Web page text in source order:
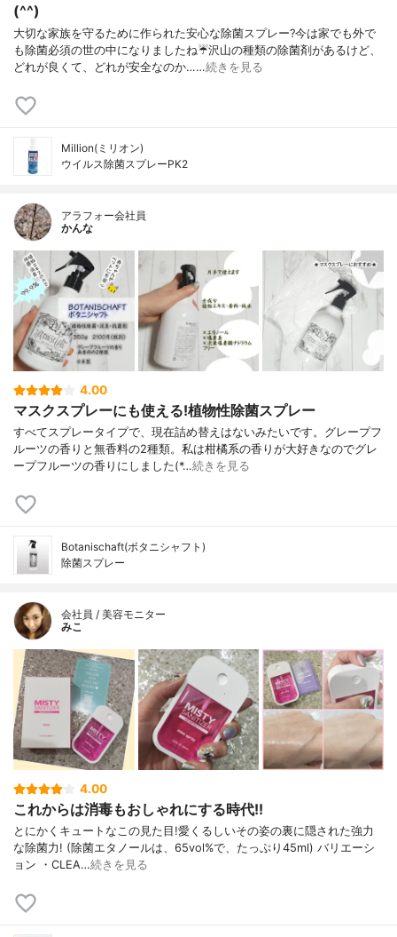
(^^)
大切な家族を守るために作られた安心な除菌スプレー?今は家でも外で
も除菌必須の世の中になりましたね☔沢山の種類の除菌剤があるけど、
どれが良くて、どれが安全なのか……続きを見る
Million(ミリオン)
ウイルス除菌スプレーPK2
アラフォー会社員
かんな
4.00
マスクスプレーにも使える!植物性除菌スプレー
すべてスプレータイプで、現在詰め替えはないみたいです。グレープフ
ルーツの香りと無香料の2種類。私は柑橘系の香りが大好きなのでグレ
ープフルーツの香りにしました(*…続きを見る
Botanischaft(ボタニシャフト)
除菌スプレー
会社員 / 美容モニター
みこ
4.00
これからは消毒もおしゃれにする時代!!
とにかくキュートなこの見た目!愛くるしいその姿の裏に隠された強力
な除菌力! (除菌エタノールは、65vol%で、たっぷり45ml) バリエーシ
ョン ・CLEA…続きを見る